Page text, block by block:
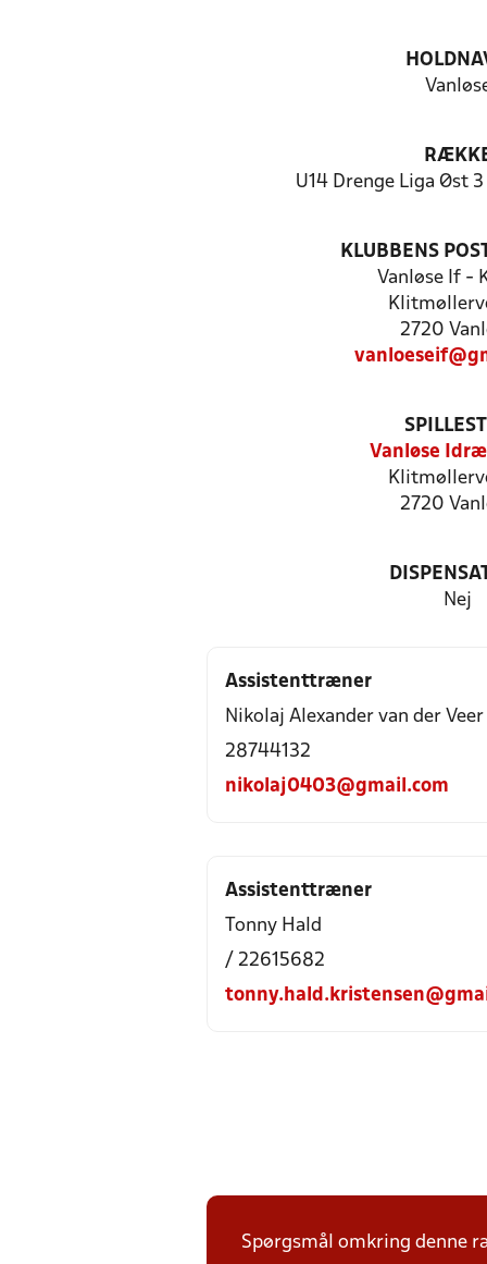
U14 Drenge Liga Øst
KLUBBENS
Vanløse If -
2720
Vanløse
2720
Nej
Assistenttræner
Nikolaj Alexander van der Veer
28744132
nikolaj0403@gmail.com
Assistenttræner
Tonny Hald
/ 22615682
Spørgsmål omkring denne